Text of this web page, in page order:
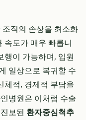
직의 손상을 최소화
속도가 매우 빠릅니
행이 가능하며, 입원
일상으로 복귀할 수
체적, 경제적 부담을
병원은 이처럼 수술
보된 환자중심척추